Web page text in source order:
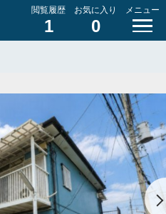
閲覧履歴
1
お気に入り
0
メニュー